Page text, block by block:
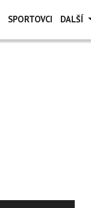
SPORTOVCI DALŠÍ